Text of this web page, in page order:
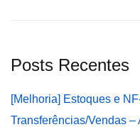
Posts Recentes
[Melhoria] Estoques e
Transferências/Vendas –